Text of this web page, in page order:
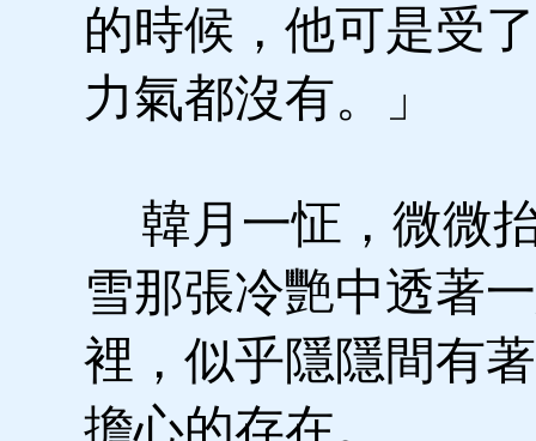
的時候，他可是受
力氣都沒有。」
韓月一怔，微微
雪那張冷艷中透著
裡，似乎隱隱間有
擔心的存在。